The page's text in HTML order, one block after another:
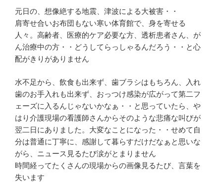
元日の、想像絶する地震、津波による大被害・・
肩寄せ合いお布団もない寒い体育館で、身を寄せる
人々。高齢者、医療的ケア必要な方、透析患者さん、が
ん治療中の方・・どうしてらっしゃるんだろう・・と心
配がきりがありません
水不足から、飲食も出来ず、歯ブラシはもちろん、入れ
歯のお手入れも出来ず、おっつけ感染が広がって第二フ
ェーズに入るんじゃないかなぁ・・と思っていたら、や
はり介護現場の看護師さんからそのような悲痛な叫びが
翌二日にありました。大変なことになった・・せめて自
分は普通に丁寧に、感謝して暮らすだけだなぁと思いな
がら、ニュース見るたび涙がとまりません
時間経ってたくさんの現場からの画像見るたび、言葉を
失います